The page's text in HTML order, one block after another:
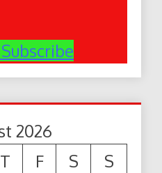
Subscribe
2026
T F S
S